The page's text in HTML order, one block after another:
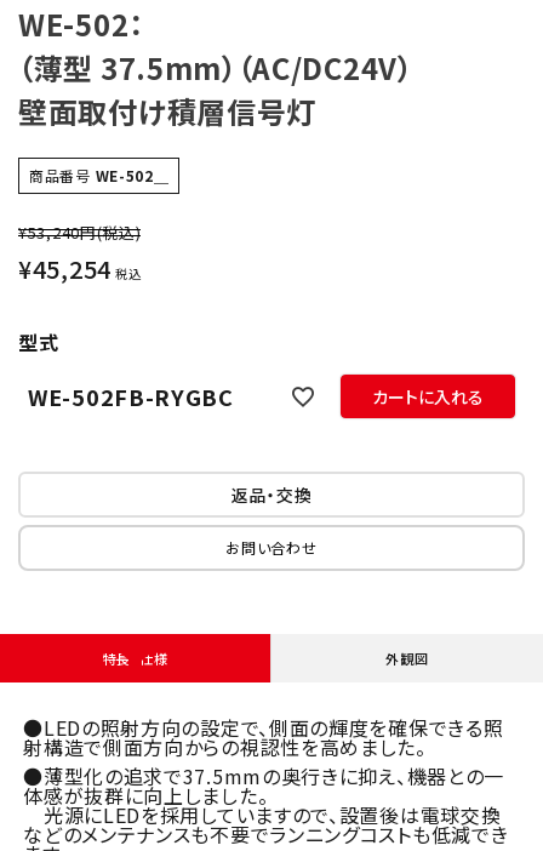
WE-502：
（薄型 37.5mm）（AC/DC24V）
壁面取付け積層信号灯
商品番号 WE-502＿
¥53,240円(税込)
¥45,254 税込
型式
WE-502FB-RYGBC カートに入れる
返品・交換
お問い合わせ
特長・仕様 外観図
●LEDの照射方向の設定で、側面の輝度を確保できる照
射構造で側面方向からの視認性を高めました。
●薄型化の追求で37.5mmの奥行きに抑え、機器との一
体感が抜群に向上しました。
光源にLEDを採用していますので、設置後は電球交換
などのメンテナンスも不要でランニングコストも低減でき